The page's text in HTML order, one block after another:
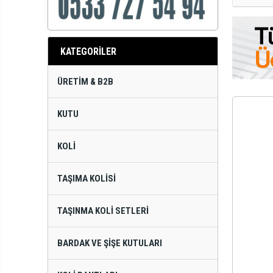
KATEGORİLER
ÜRETIM & B2B
KUTU
KOLI
TAŞIMA KOLISI
TAŞINMA KOLI SETLERI
BARDAK VE ŞIŞE KUTULARI